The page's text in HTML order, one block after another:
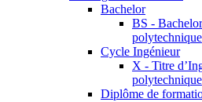
Bachelor
BS -
polytechnique
Cycle Ingénieur
X - Titre
polytechnique
Diplôme de